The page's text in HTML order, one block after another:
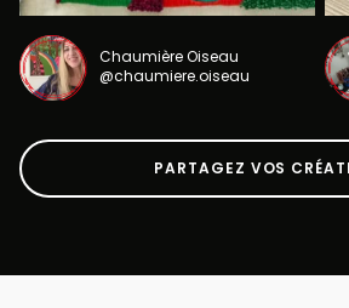
Chaumière Oiseau
@chaumiere.oiseau
PARTAGEZ VOS